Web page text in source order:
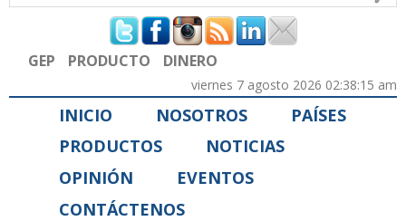
Formulario de búsqueda
GEP PRODUCTO DINERO
viernes 7 agosto 2026 02:38:15 am
INICIO NOSOTROS
PAÍSES
PRODUCTOS
NOTICIAS
OPINIÓN
EVENTOS
CONTÁCTENOS